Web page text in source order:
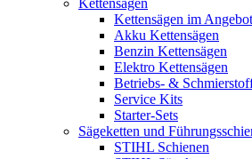
Kettensägen
Kettensägen im Angebot
Akku Kettensägen
Benzin Kettensägen
Elektro Kettensägen
Betriebs- &
Service Kits
Starter-Sets
Sägeketten und
STIHL Schienen